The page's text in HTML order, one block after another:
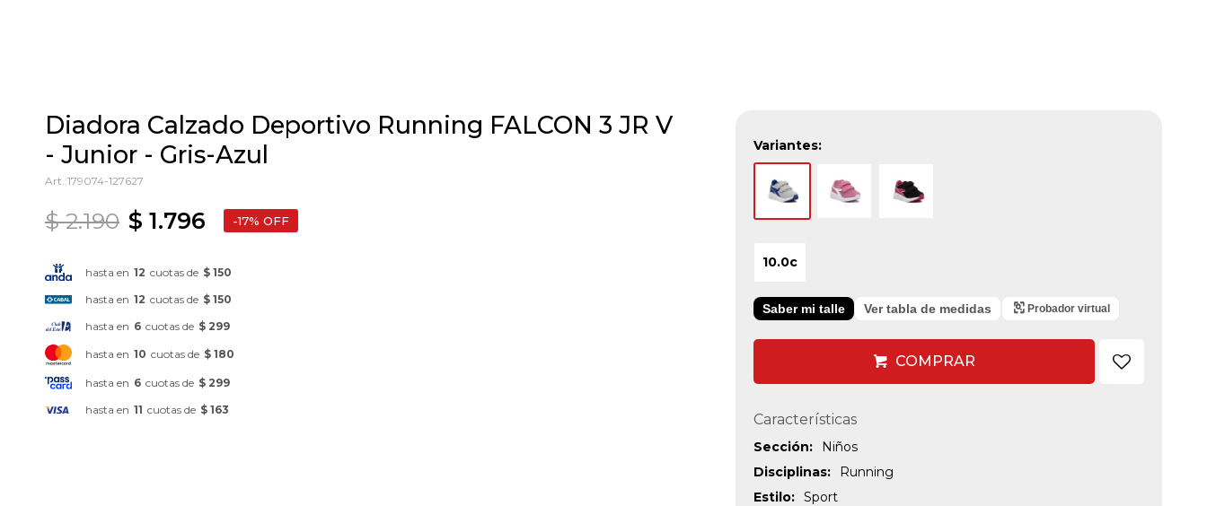
Diadora Calzado Deportivo Running FALCON 3 JR V
- Junior - Gris-Azul
179074-127627
$ 1.796
$ 2.190 17
hasta en 12 cuotas de $ 150
hasta en 12 cuotas de $ 150
hasta en 6 cuotas de $ 299
hasta en 10 cuotas de $ 180
hasta en 6 cuotas de $ 299
hasta en 11 cuotas de $ 163
Variantes:
10.0c
Saber mi talle Ver tabla de medidas Probador virtual
COMPRAR
Características
Sección
Niños
Disciplinas
Running
Estilo
Sport